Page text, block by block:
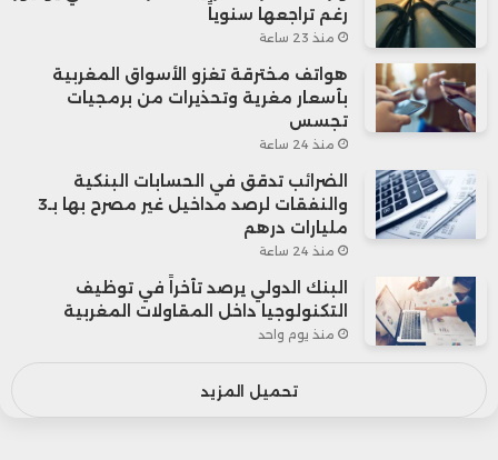
رغم تراجعها سنوياً
منذ 23 ساعة
هواتف مخترقة تغزو الأسواق المغربية
بأسعار مغرية وتحذيرات من برمجيات
تجسس
منذ 24 ساعة
الضرائب تدقق في الحسابات البنكية
والنفقات لرصد مداخيل غير مصرح بها بـ3
مليارات درهم
منذ 24 ساعة
البنك الدولي يرصد تأخراً في توظيف
التكنولوجيا داخل المقاولات المغربية
منذ يوم واحد
تحميل المزيد